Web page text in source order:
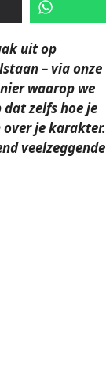
uit op
– via onze
waarop we
zelfs hoe je
je karakter.
veelzeggende